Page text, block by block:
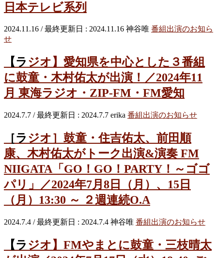
日本テレビ系列
2024.11.16 / 最終更新日 : 2024.11.16 神谷唯 番組出演のお知ら
せ
【ラジオ】愛知県を中心とした３番組
に鼓童・木村佑太が出演！／2024年11
月 東海ラジオ・ZIP-FM・FM愛知
2024.7.7 / 最終更新日 : 2024.7.7 erika 番組出演のお知らせ
［ラジオ］鼓童・住吉佑太、前田順
康、木村佑太がトーク出演&演奏 FM
NIIGATA「GO！GO！PARTY！～ゴゴ
パリ」／2024年7月8日（月）、15日
（月）13:30 ～ ２週連続O.A
2024.7.4 / 最終更新日 : 2024.7.4 神谷唯 番組出演のお知らせ
【ラジオ】FMやまとに鼓童・三枝晴太